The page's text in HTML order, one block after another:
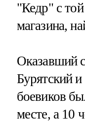
"Кедр" с
магазина,
Оказавший
Бурятский
боевиков
месте, а 10